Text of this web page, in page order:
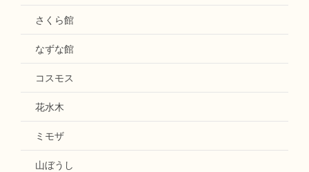
さくら館
なずな館
コスモス
花水木
ミモザ
山ぼうし